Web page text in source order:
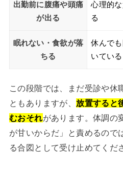
出勤前に腹痛や頭痛
が出る
心理的
る
眠れない・食欲が落
ちる
休んで
いている
この段階では、まだ受診や休
ともありますが、 放置すると
むおそれがあります。体調の
が甘いからだ」と責めるので
る合図として受け止めてくだ